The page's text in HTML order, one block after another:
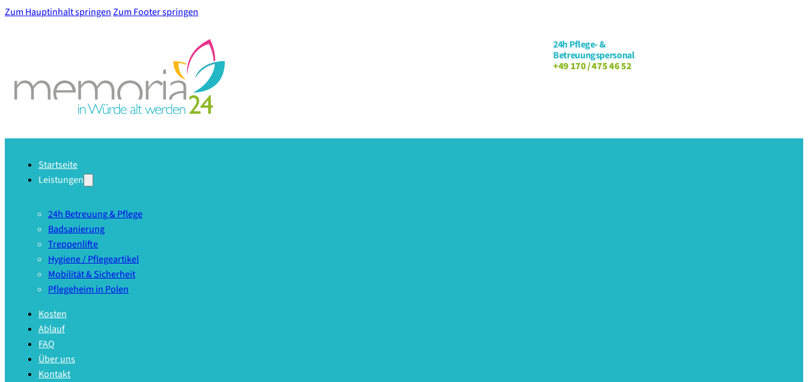
Zum Hauptinhalt springenZum Footer springen
24h Pflege- &
Betreuungspersonal
+49 170 / 475 46 52
Startseite
Leistungen
24h Betreuung & Pflege
Badsanierung
Treppenlifte
Hygiene / Pflegeartikel
Mobilität & Sicherheit
Pflegeheim in Polen
Kosten
Ablauf
FAQ
Über uns
Kontakt